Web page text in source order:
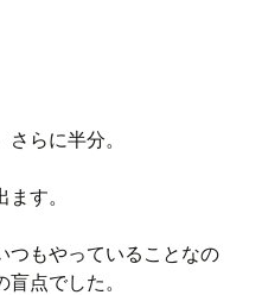
らに半分。
す。
つもやっていることなの
点でした。